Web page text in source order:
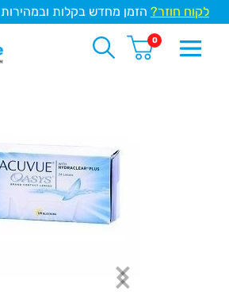
לקוח חוזר? הזמן מחדש בקלות ובמהירות
0